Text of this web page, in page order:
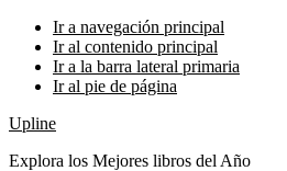
Ir a navegación principal
Ir al contenido principal
Ir a la barra lateral primaria
Ir al pie de página
Upline
Explora los Mejores libros del Año